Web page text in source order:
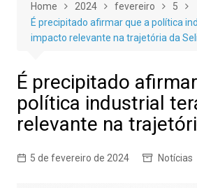
Home 2024 fevereiro
5
É precipitado afirmar que a política
impacto relevante na trajetória da
É precipitado
política industrial
relevante na
5 de fevereiro de 2024 Notícias